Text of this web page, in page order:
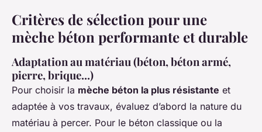
Critères de sélection pour une
mèche béton performante et durable
Adaptation au matériau (béton, béton armé,
pierre, brique...)
Pour choisir la mèche béton la plus résistante et
adaptée à vos travaux, évaluez d’abord la nature du
matériau à percer. Pour le béton classique ou la